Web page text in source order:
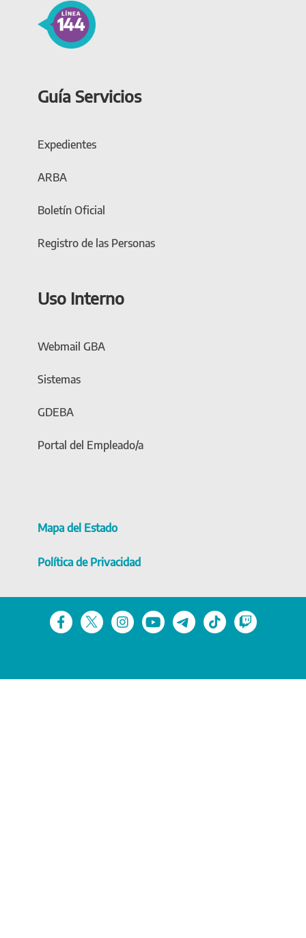
Guía Servicios
Expedientes
ARBA
Boletín Oficial
Registro de las Personas
Uso Interno
Webmail GBA
Sistemas
GDEBA
Portal del Empleado/a
Mapa del Estado
Política de Privacidad